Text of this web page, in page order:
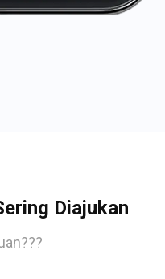
Diajukan